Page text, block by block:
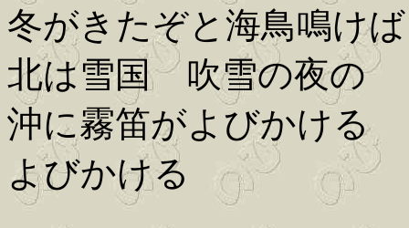
冬がきたぞと海鳥鳴けば
北は雪国 吹雪の夜の
沖に霧笛がよびかける
よびかける